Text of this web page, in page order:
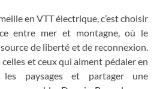
en VTT électrique, c’est choisir
entre mer et montagne, où le
de liberté et de reconnexion.
celles et ceux qui aiment pédaler en
les paysages et partager une